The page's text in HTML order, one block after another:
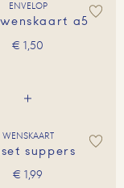
ENVELOP
a5
€ 1,50
WENSKAART
suppers
€ 1,99